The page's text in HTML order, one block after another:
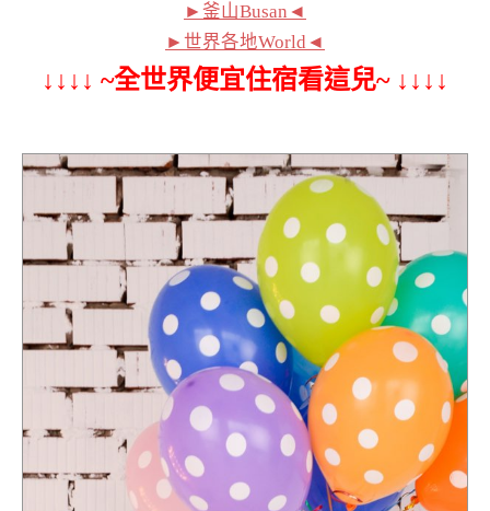
►釜山Busan◄
►世界各地World◄
↓↓↓↓ ~全世界便宜住宿看這兒~ ↓↓↓↓